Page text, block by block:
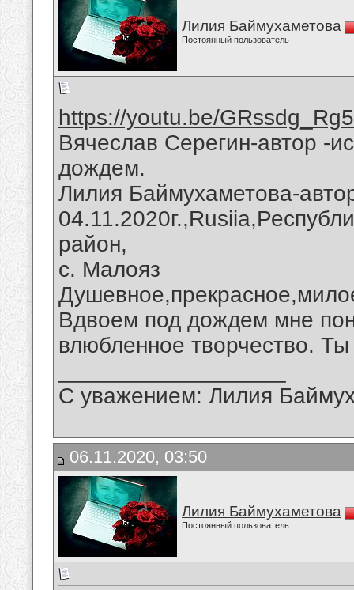
Лилия Баймухаметова
Постоянный пользователь
https://youtu.be/
Вячеслав Серегин-автор -
дождем.
Лилия Баймухаметова-
район,
с. Малояз
Вдвоем под дождем мне
влюбленное творчество.
С уважением: Лилия
06.11.2020, 03:50
Лилия Баймухаметова
Постоянный пользователь